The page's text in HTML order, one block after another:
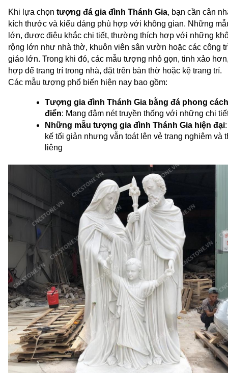
Khi lựa chọn tượng đá gia đình Thánh Gia, bạn cần cân
kích thước và kiểu dáng phù hợp với không gian. Những
lớn, được điêu khắc chi tiết, thường thích hợp với những
rộng lớn như nhà thờ, khuôn viên sân vườn hoặc các công
giáo lớn. Trong khi đó, các mẫu tượng nhỏ gọn, tinh xảo
hợp để trang trí trong nhà, đặt trên bàn thờ hoặc kệ trang trí.
Các mẫu tượng phổ biến hiện nay bao gồm:
Tượng gia đình Thánh Gia bằng đá phong
điển: Mang đậm nét truyền thống với những chi
Những mẫu tượng gia đình Thánh Gia hiện đại
kế tối giản nhưng vẫn toát lên vẻ trang nghiêm và
liêng